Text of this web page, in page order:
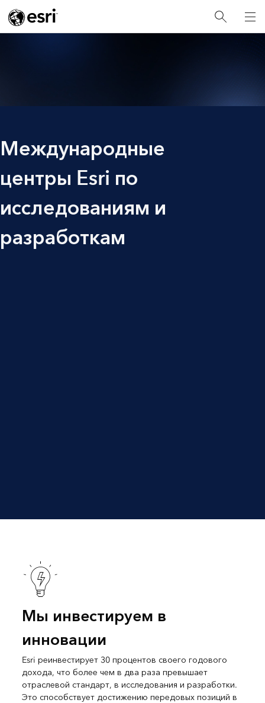
Международные
центры Esri по
исследованиям и
разработкам
Мы инвестируем в
инновации
Esri реинвестирует 30 процентов своего годового
дохода, что более чем в два раза превышает
отраслевой стандарт, в исследования и разработки.
Это способствует достижению передовых позиций в